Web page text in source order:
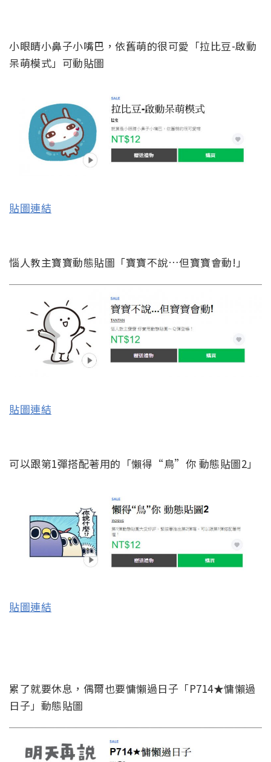
小眼睛小鼻子小嘴巴，依舊萌的很可愛「拉比豆-啟動
呆萌模式」可動貼圖
貼圖連結
惱人教主寶寶動態貼圖「寶寶不說…但寶寶會動!」
貼圖連結
可以跟第1彈搭配著用的「懶得“鳥”你 動態貼圖2」
貼圖連結
累了就要休息，偶爾也要慵懶過日子「P714★慵懶過
日子」動態貼圖